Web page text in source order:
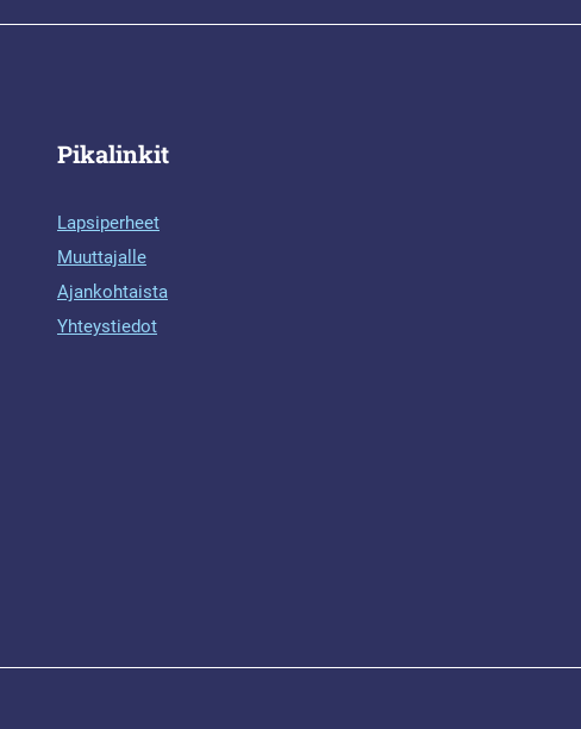
Pikalinkit
Lapsiperheet
Muuttajalle
Ajankohtaista
Yhteystiedot